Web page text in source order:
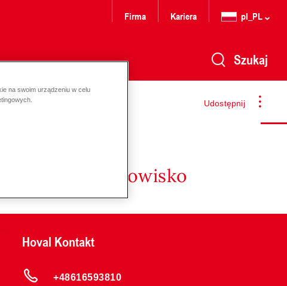
Firma Kariera pl_PL
Szukaj
Udostępnij
energię i środowisko
Hoval Kontakt
+48616593810
na swoim urządzeniu w celu